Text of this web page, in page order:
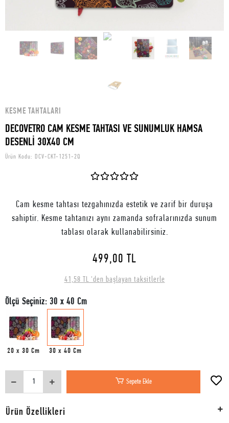
KESME TAHTALARI
DECOVETRO CAM KESME TAHTASI VE SUNUMLUK HAMSA
DESENLİ 30X40 CM
Ürün Kodu: DCV-CKT-1251-2Q
Cam kesme tahtası tezgahınızda estetik ve zarif bir duruşa
sahiptir. Kesme tahtanızı aynı zamanda sofralarınızda sunum
tablası olarak kullanabilirsiniz.
499,00 TL
41,58 TL 'den başlayan taksitlerle
Ölçü Seçiniz: 30 x 40 Cm
20 x 30 Cm 30 x 40 Cm
Sepete Ekle
Ürün Özellikleri